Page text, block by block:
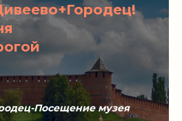
Посещение музея